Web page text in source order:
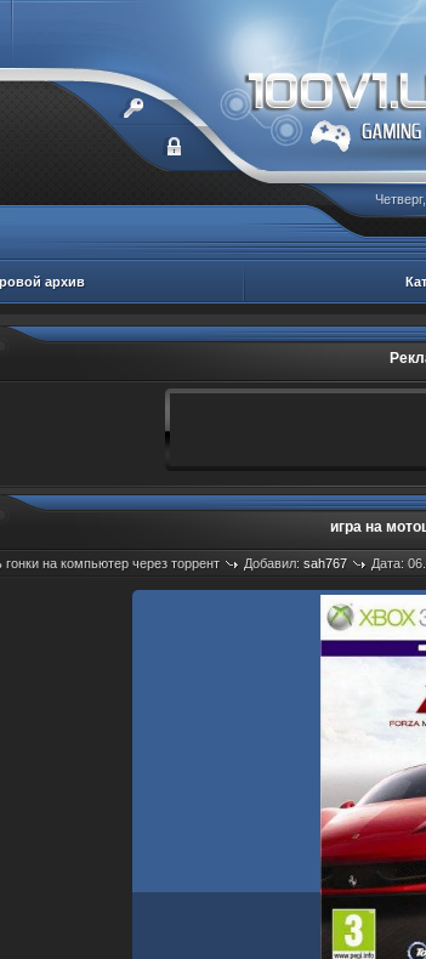
архив
игра на
гонки на компьютер через торрент Добавил: sah767 Дата: